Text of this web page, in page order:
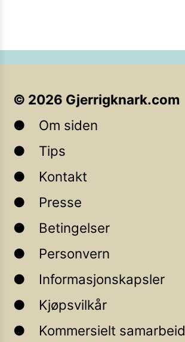
© 2026 Gjerrigknark.com
Om siden
Tips
Kontakt
Presse
Betingelser
Personvern
Informasjonskapsler
Kjøpsvilkår
Kommersielt samarbeid